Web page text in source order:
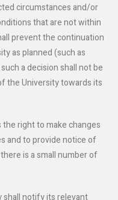
circumstances and/or
that are not within
prevent the continuation
as planned (such as
a decision shall not be
the University towards its
right to make changes
and to provide notice of
is a small number of
shall notify its relevant